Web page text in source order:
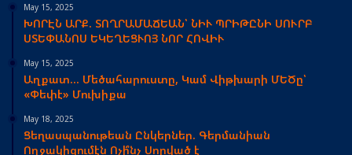
May 15, 2025
ԽՈՐԷՆ ԱՐՔ. ՏՈՂՐԱՄԱՃԵԱՆ՝ ՆԻՒ ՊՐԻԹԸՆԻ ՍՈՒՐԲ
ՍՏԵՓԱՆՈՍ ԵԿԵՂԵՑՒՈՅ ՆՈՐ ՀՈՎԻՒ
May 15, 2025
Աղքատ… Մեծահարուստը, Կամ Վիթխարի ՄԵԾը՝
«Փեփէ» Մուխիքա
May 18, 2025
Ցեղասպանութեան Ընկերներ. Գերմանիան
Ողջակիզումէն Ոչի՞նչ Սորված է